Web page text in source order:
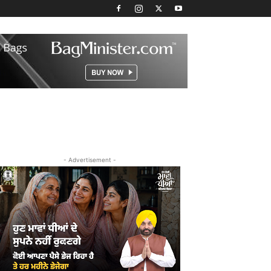
- Advertisement -